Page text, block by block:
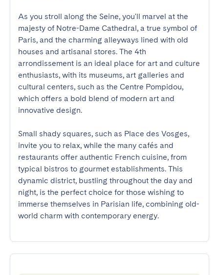
As you stroll along the Seine, you'll marvel at the
majesty of Notre-Dame Cathedral, a true symbol of
Paris, and the charming alleyways lined with old
houses and artisanal stores. The 4th
arrondissement is an ideal place for art and culture
enthusiasts, with its museums, art galleries and
cultural centers, such as the Centre Pompidou,
which offers a bold blend of modern art and
innovative design.
Small shady squares, such as Place des Vosges,
invite you to relax, while the many cafés and
restaurants offer authentic French cuisine, from
typical bistros to gourmet establishments. This
dynamic district, bustling throughout the day and
night, is the perfect choice for those wishing to
immerse themselves in Parisian life, combining old-
world charm with contemporary energy.